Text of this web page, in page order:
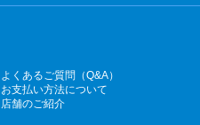
よくあるご質問（Q&A）
お支払い方法について
店舗のご紹介